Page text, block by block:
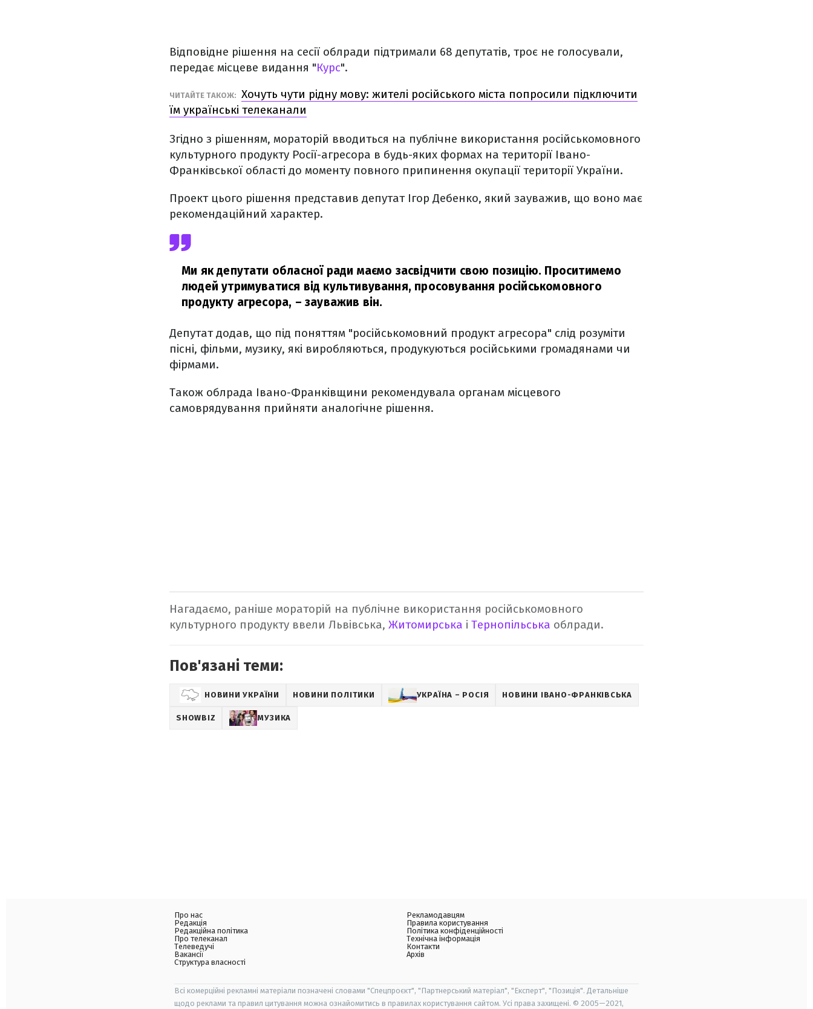
Відповідне рішення на сесії облради підтримали 68 депутатів, троє не голосували,
передає місцеве видання "Курс".
ЧИТАЙТЕ ТАКОЖ: Хочуть чути рідну мову: жителі російського міста попросили підключити
їм українські телеканали
Згідно з рішенням, мораторій вводиться на публічне використання російськомовного
культурного продукту Росії-агресора в будь-яких формах на території Івано-
Франківської області до моменту повного припинення окупації території України.
Проект цього рішення представив депутат Ігор Дебенко, який зауважив, що воно має
рекомендаційний характер.
Ми як депутати обласної ради маємо засвідчити свою позицію. Проситимемо
людей утримуватися від культивування, просовування російськомовного
продукту агресора, – зауважив він.
Депутат додав, що під поняттям "російськомовний продукт агресора" слід розуміти
пісні, фільми, музику, які виробляються, продукуються російськими громадянами чи
фірмами.
Також облрада Івано-Франківщини рекомендувала органам місцевого
самоврядування прийняти аналогічне рішення.
Нагадаємо, раніше мораторій на публічне використання російськомовного
культурного продукту ввели Львівська, Житомирська і Тернопільська облради.
Пов'язані теми:
НОВИНИ УКРАЇНИ НОВИНИ ПОЛІТИКИ УКРАЇНА – РОСІЯ НОВИНИ ІВАНО-ФРАНКІВСЬКА
SHOWBIZ МУЗИКА
Про нас
Редакція
Редакційна політика
Про телеканал
Телеведучі
Вакансії
Структура власності
Рекламодавцям
Правила користування
Політика конфіденційності
Технічна інформація
Контакти
Архів
Всі комерційні рекламні матеріали позначені словами "Спецпроєкт", "Партнерський матеріал", "Експерт", "Позиція". Детальніше
щодо реклами та правил цитування можна ознайомитись в правилах користування сайтом. Усі права захищені. © 2005—2021,